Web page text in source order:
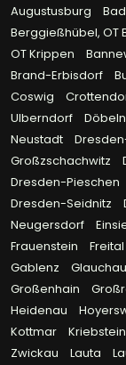
Augustusburg
Berggießhübel, OT
OT Krippen
Brand-Erbisdorf
Coswig
Ulberndorf
Döbeln
Neustadt
Großzschachwitz
Dresden-Pieschen
Dresden-Seidnitz
Neugersdorf
Frauenstein
Freital
Gablenz
Glauchau
Großenhain
Heidenau
Kottmar
Kriebstein
Zwickau
Lauta